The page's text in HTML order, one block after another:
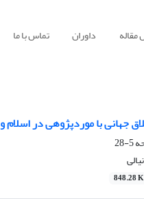
مقاله داوران تماس با ما
جهانی با موردپژوهی در
5-28
848.28 K